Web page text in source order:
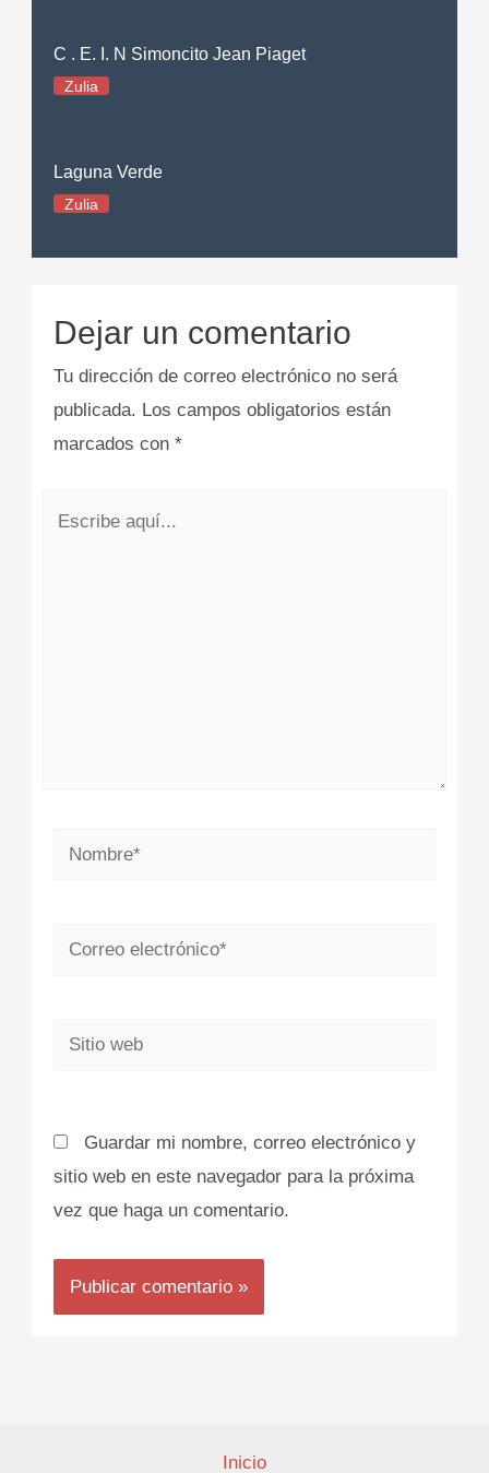
C . E. I. N Simoncito Jean Piaget
Zulia
Laguna Verde
Zulia
Dejar un comentario
Tu dirección de correo electrónico no será
publicada. Los campos obligatorios están
marcados con*
Nombre*
Correo
Sitio
Guardar mi nombre, correo electrónico y
sitio web en este navegador para la próxima
vez que haga un comentario.
Inicio